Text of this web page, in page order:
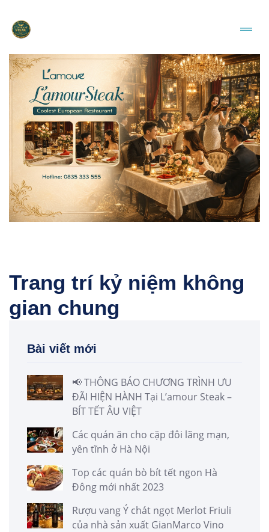
Trang trí kỷ niệm không
gian chung
Bài viết mới
📢 THÔNG BÁO CHƯƠNG TRÌNH ƯU
ĐÃI HIỆN HÀNH Tại L’amour Steak –
BÍT TẾT ÂU VIỆT
Các quán ăn cho cặp đôi lãng mạn,
yên tĩnh ở Hà Nội
Top các quán bò bít tết ngon Hà
Đông mới nhất 2023
Rượu vang Ý chát ngọt Merlot Friuli
của nhà sản xuất GianMarco Vino